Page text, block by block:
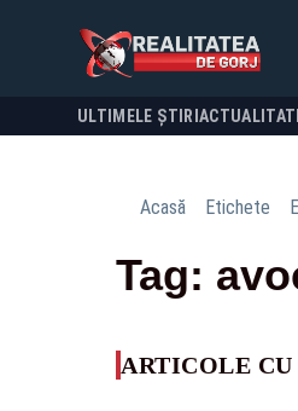
ULTIMELE ȘTIRI
Acasă Etichete
Tag:
ARTICOLE